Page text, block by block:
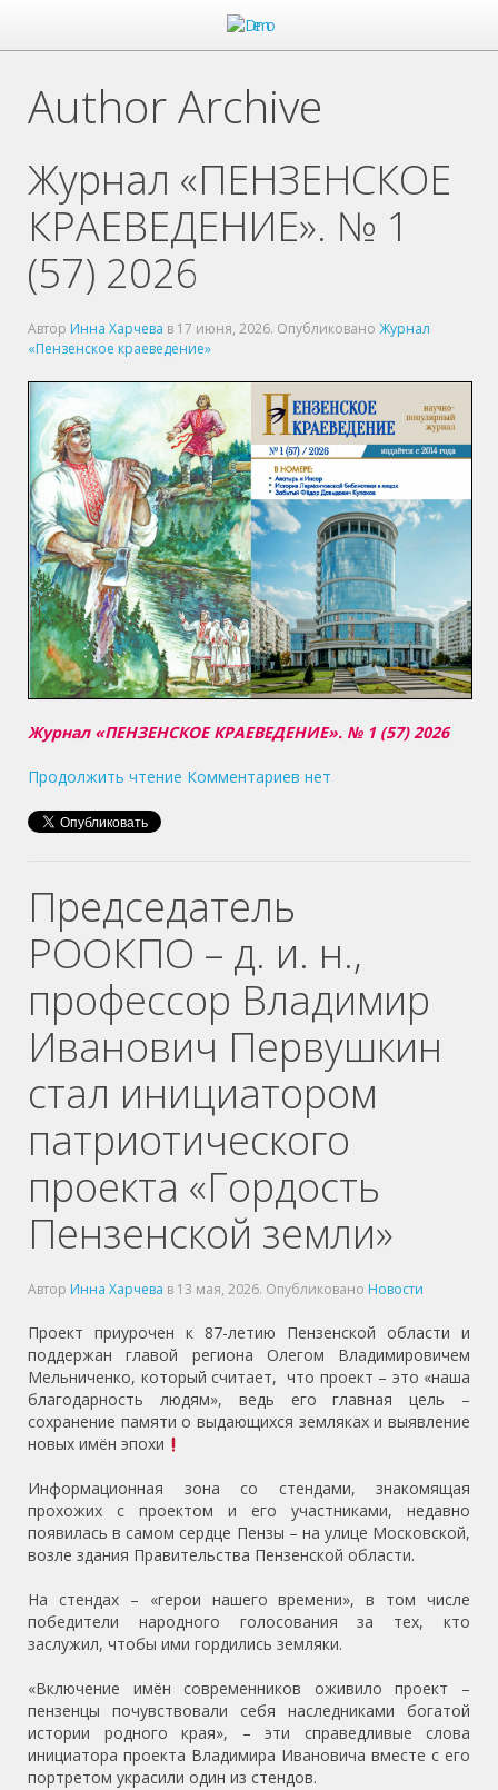
Author Archive
Журнал «ПЕНЗЕНСКОЕ
КРАЕВЕДЕНИЕ». № 1
(57) 2026
Автор Инна Харчева в 17 июня, 2026. Опубликовано Журнал
«Пензенское краеведение»
Журнал «ПЕНЗЕНСКОЕ КРАЕВЕДЕНИЕ». № 1 (57) 2026
Продолжить чтение Комментариев нет
Председатель
РООКПО – д. и. н.,
профессор Владимир
Иванович Первушкин
стал инициатором
патриотического
проекта «Гордость
Пензенской земли»
Автор Инна Харчева в 13 мая, 2026. Опубликовано Новости
Проект приурочен к 87-летию Пензенской области и
поддержан главой региона Олегом Владимировичем
Мельниченко, который считает, что проект – это «наша
благодарность людям», ведь его главная цель –
сохранение памяти о выдающихся земляках и выявление
новых имён эпохи
Информационная зона со стендами, знакомящая
прохожих с проектом и его участниками, недавно
появилась в самом сердце Пензы – на улице Московской,
возле здания Правительства Пензенской области.
На стендах – «герои нашего времени», в том числе
победители народного голосования за тех, кто
заслужил, чтобы ими гордились земляки.
«Включение имён современников оживило проект –
пензенцы почувствовали себя наследниками богатой
истории родного края», – эти справедливые слова
инициатора проекта Владимира Ивановича вместе с его
портретом украсили один из стендов.